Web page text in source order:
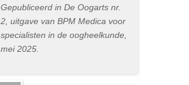
Gepubliceerd in De Oogarts nr.
2, uitgave van BPM Medica voor
specialisten in de oogheelkunde,
mei 2025.